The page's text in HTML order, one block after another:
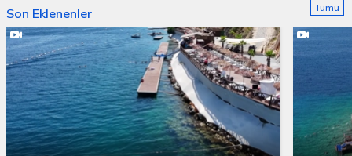
Son Eklenenler Tümü